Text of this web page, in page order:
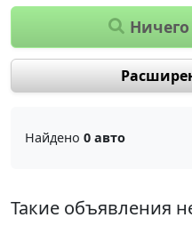
Найдено 0 авто
Такие объявления